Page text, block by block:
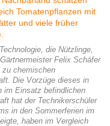
die Nützlinge,
Felix Schäfer
zu chemischen
Die Vorzüge dieses in
im Einsatz befindlichen
hat der Technikerschüler
in den Sommerferien im
haben im Vergleich